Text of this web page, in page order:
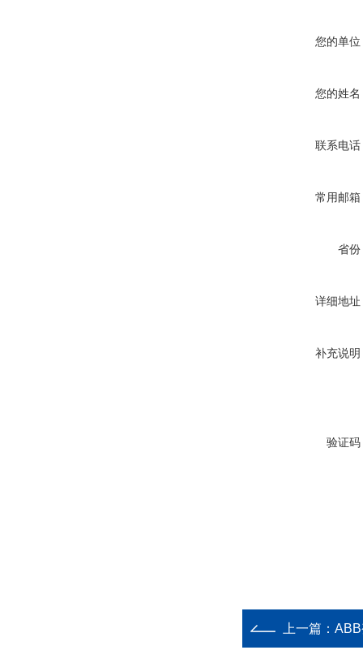
您的单位
您的姓名
联系电话
常用邮箱
省份
详细地址
补充说明
验证码
上一篇：